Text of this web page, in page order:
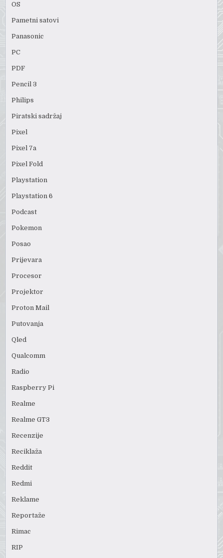
OS
Pametni satovi
Panasonic
PC
PDF
Pencil 3
Philips
Piratski sadržaj
Pixel
Pixel 7a
Pixel Fold
Playstation
Playstation 6
Podcast
Pokemon
Posao
Prijevara
Procesor
Projektor
Proton Mail
Putovanja
Qled
Qualcomm
Radio
Raspberry Pi
Realme
Realme GT3
Recenzije
Reciklaža
Reddit
Redmi
Reklame
Reportaže
Rimac
RIP